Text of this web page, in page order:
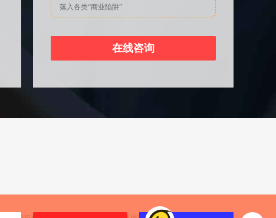
落入各类“商业陷阱”
在线咨询